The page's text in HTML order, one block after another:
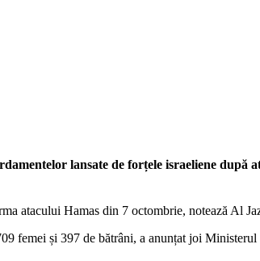
lansate de forțele israeliene după
atacului Hamas din 7 octombrie, notează Al
femei și 397 de bătrâni, a anunțat joi Ministerul